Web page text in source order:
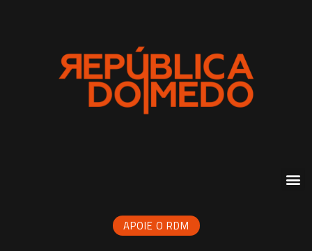
APOIE O RDM